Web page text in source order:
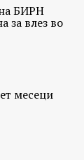
БИРН
за влез во
месеци